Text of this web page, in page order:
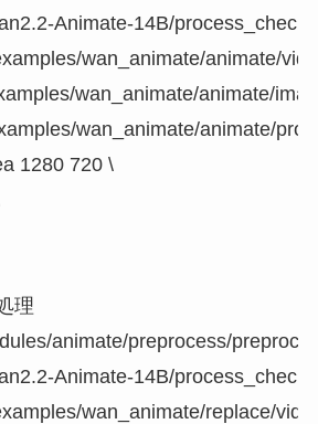
Animate-14B/
examples/wan_animate/animate/
examples/wan_animate/animate/
wan_animate/animate/
1280 720 \
理
animate/preprocess/
Animate-14B/
examples/wan_animate/replace/